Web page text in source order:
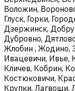
Воложин,
Глуск, Горки,
Дзержинск,
Дубровно,
Жлобин , Жодино,
Ивацевичи, Ивье,
Кличев, Кобрин,
Костюковичи,
Крупки, Лагвощи,